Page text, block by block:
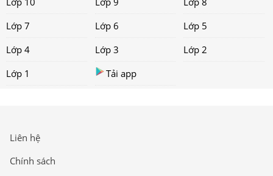
Lớp 7
Lớp 6
Lớp 5
Lớp 4
Lớp 3
Lớp 2
Lớp 1
Tải app
Liên hệ
Chính sách